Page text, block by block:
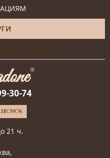
дизайнера
30-74
21 ч.